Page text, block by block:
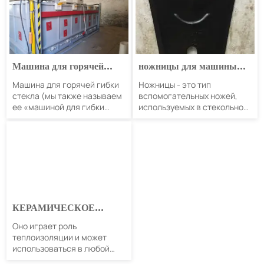
способствует увеличению
скорости сгорания топлива
и экономии топлива для
достижения
энергосберегающего
эффекта.
выше комнатной
температуры.
Машина для горячей
гибки стекла, машина
для гибки стекла в форме
Машина для горячей гибки
стекла (мы также называем
ее «машиной для гибки
ножницы для машины
для подачи стекла
Ножницы - это тип
вспомогательных ножей,
используемых в стекольной
КЕРАМИЧЕСКОЕ
ВОЛОКНИСТОЕ
КОЛЬЦО/
КЕРАМИЧЕСКАЯ
Оно играет роль
теплоизоляции и может
использоваться в любой